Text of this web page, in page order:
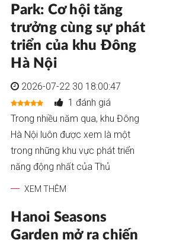
Park: Cơ hội tăng
trưởng cùng sự phát
triển của khu Đông
Hà Nội
2026-07-22 30 18:00:47
1 đánh giá
Trong nhiều năm qua, khu Đông
Hà Nội luôn được xem là một
trong những khu vực phát triển
năng động nhất của Thủ
XEM THÊM
Hanoi Seasons
Garden mở ra chiến